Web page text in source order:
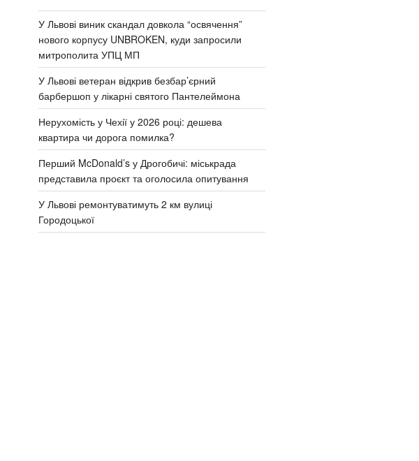
У Львові виник скандал довкола “освячення”
нового корпусу UNBROKEN, куди запросили
митрополита УПЦ МП
У Львові ветеран відкрив безбар’єрний
барбершоп у лікарні святого Пантелеймона
Нерухомість у Чехії у 2026 році: дешева
квартира чи дорога помилка?
Перший McDonald’s у Дрогобичі: міськрада
представила проєкт та оголосила опитування
У Львові ремонтуватимуть 2 км вулиці
Городоцької